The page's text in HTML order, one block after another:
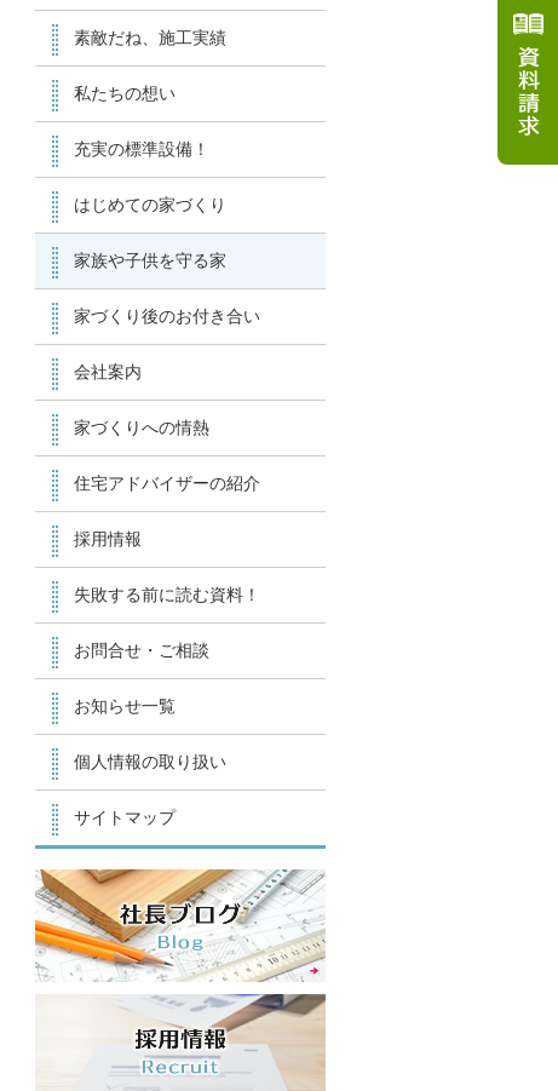
素敵だね、施工実績
私たちの想い
充実の標準設備！
はじめての家づくり
家族や子供を守る家
家づくり後のお付き合い
会社案内
家づくりへの情熱
住宅アドバイザーの紹介
採用情報
失敗する前に読む資料！
お問合せ・ご相談
お知らせ一覧
個人情報の取り扱い
サイトマップ